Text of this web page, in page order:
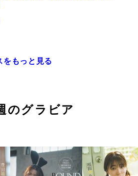
をもっと見る
のグラビア